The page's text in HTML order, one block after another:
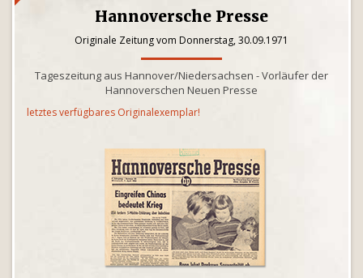
Hannoversche Presse
Originale Zeitung vom Donnerstag, 30.09.1971
Tageszeitung aus Hannover/Niedersachsen - Vorläufer der
Hannoverschen Neuen Presse
letztes verfügbares Originalexemplar!